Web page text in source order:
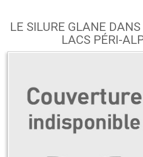
LE SILURE GLANE
LACS PÉRI-